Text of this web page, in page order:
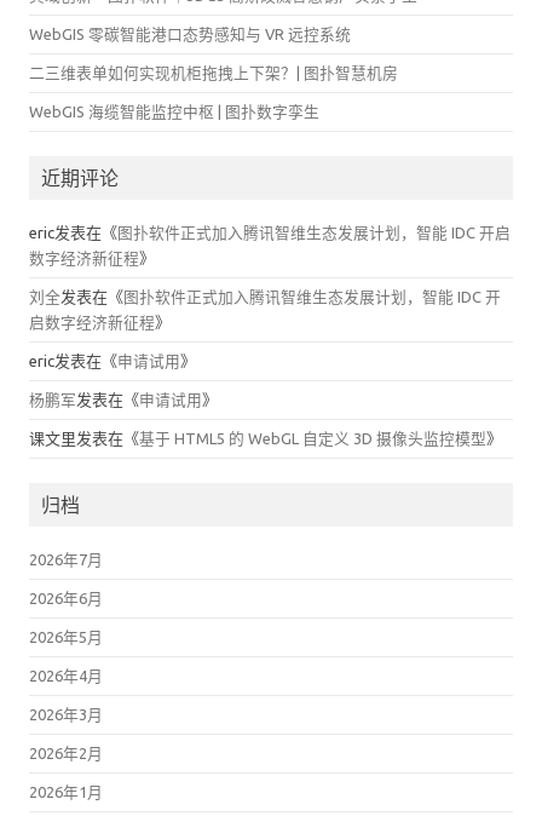
WebGIS 零碳智能港口态势感知与 VR 远控系统
二三维表单如何实现机柜拖拽上下架？| 图扑智慧机房
WebGIS 海缆智能监控中枢 | 图扑数字孪生
近期评论
eric发表在《 图扑软件正式加入腾讯智维生态发展计划，智能 IDC 开启
数字经济新征程》
刘全发表在《 图扑软件正式加入腾讯智维生态发展计划，智能 IDC 开
启数字经济新征程》
eric发表在《申请试用 》
杨鹏军发表在《申请试用 》
课文里发表在《基于 HTML5 的 WebGL 自定义 3D 摄像头监控模型》
归档
2026年7月
2026年6月
2026年5月
2026年4月
2026年3月
2026年2月
2026年1月